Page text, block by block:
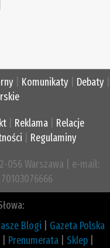
Komunikaty Debaty
Reklama
Relacje
Regulaminy
056 Warszawa | e-mail:
Blogi
Gazeta Polska
Prenumerata Sklep